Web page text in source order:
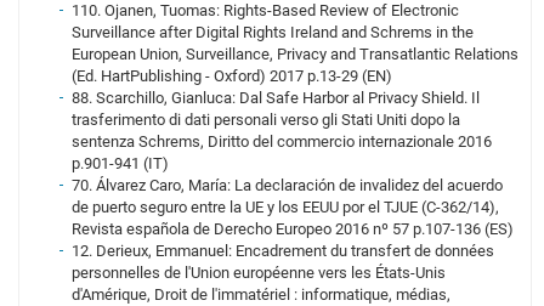
110. Ojanen, Tuomas: Rights-Based Review of Electronic
Surveillance after Digital Rights Ireland and Schrems in the
European Union, Surveillance, Privacy and Transatlantic Relations
(Ed. HartPublishing - Oxford) 2017 p.13-29 (EN)
88. Scarchillo, Gianluca: Dal Safe Harbor al Privacy Shield. Il
trasferimento di dati personali verso gli Stati Uniti dopo la
sentenza Schrems, Diritto del commercio internazionale 2016
p.901-941 (IT)
70. Álvarez Caro, María: La declaración de invalidez del acuerdo
de puerto seguro entre la UE y los EEUU por el TJUE (C-362/14),
Revista española de Derecho Europeo 2016 nº 57 p.107-136 (ES)
12. Derieux, Emmanuel: Encadrement du transfert de données
personnelles de l'Union européenne vers les États-Unis
d'Amérique, Droit de l'immatériel : informatique, médias,